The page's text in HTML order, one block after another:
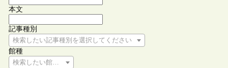
本文
記事種別
検索したい記事種別を選択してください
館種
検索したい館種を選択してください